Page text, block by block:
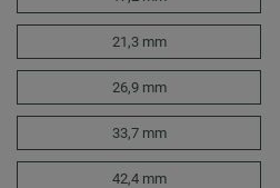
21,3 mm
26,9 mm
33,7 mm
42,4 mm